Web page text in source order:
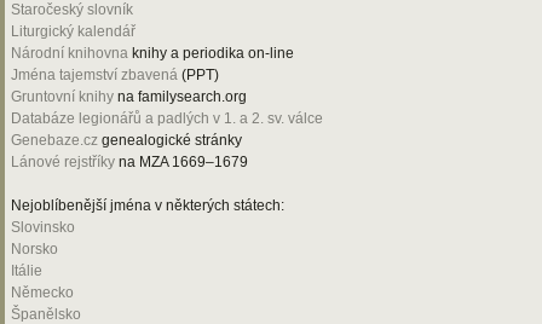
Staročeský slovník
Liturgický kalendář
Národní knihovna knihy a periodika on-line
Jména tajemství zbavená (PPT)
Gruntovní knihy na familysearch.org
Databáze legionářů a padlých v 1. a 2. sv. válce
Genebaze.cz genealogické stránky
Lánové rejstříky na MZA 1669–1679
Nejoblíbenější jména v některých státech:
Slovinsko
Norsko
Itálie
Německo
Španělsko